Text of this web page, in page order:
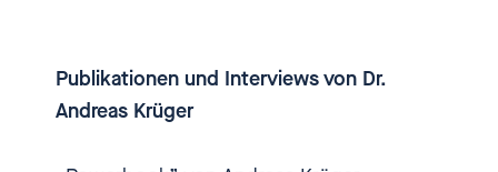
[00:01:57.300] - Andreas Krüger
Es ist sehr angenehm.
Publikationen und Interviews von Dr.
Andreas Krüger